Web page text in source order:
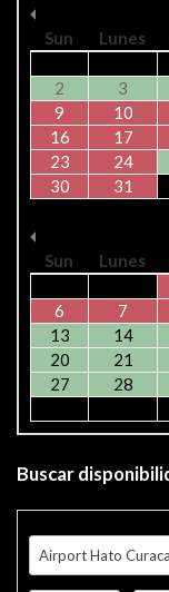
Sun
Lunes
2
3
9
10
16
17
23
24
30
31
Sun
Lunes
6
7
13
14
20
21
27
28
Buscar
Airport Hato